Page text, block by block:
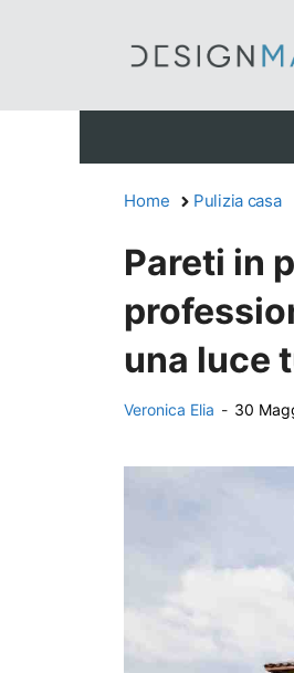
Home Pulizia casa
Pareti in
una luce
Veronica Elia - 30